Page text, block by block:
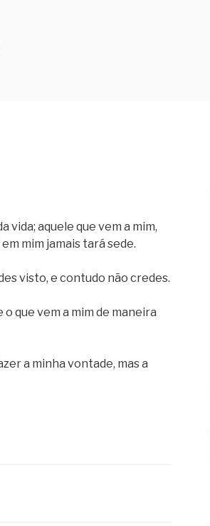
vida; aquele que vem a mim,
mim jamais tará sede.
visto, e contudo não credes.
o que vem a mim de maneira
a minha vontade, mas a